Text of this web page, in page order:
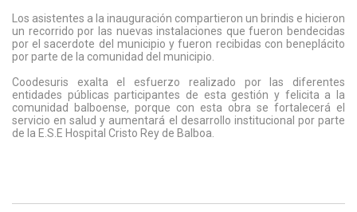
Los asistentes a la inauguración compartieron un brindis e hicieron
un recorrido por las nuevas instalaciones que fueron bendecidas
por el sacerdote del municipio y fueron recibidas con beneplácito
por parte de la comunidad del municipio.
Coodesuris exalta el esfuerzo realizado por las diferentes
entidades públicas participantes de esta gestión y felicita a la
comunidad balboense, porque con esta obra se fortalecerá el
servicio en salud y aumentará el desarrollo institucional por parte
de la E.S.E Hospital Cristo Rey de Balboa.